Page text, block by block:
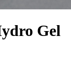
Gel